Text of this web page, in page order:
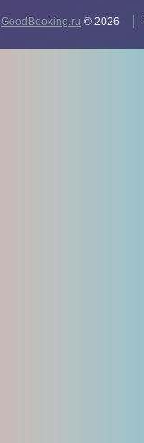
GoodBooking.ru © 2026